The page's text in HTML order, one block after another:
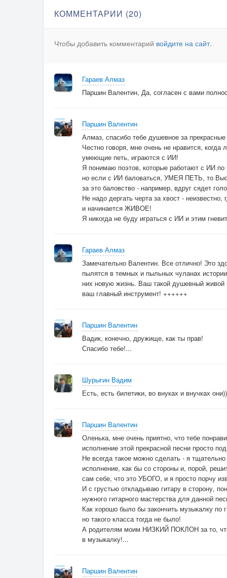
сосны — до неба, до солнца —
Там по сугробам
Дальняя песня в нашей судьбе,
ласковый город, спасибо тебе!
Есть на планете другие пути
Мы повзрослели. поверь нам
И прости
КОММЕНТАРИИ (20)
Чтобы добавить комментарий войдите на сайт.
Гараев Алмаз
Паршин Валентин, Да, согласен с вами
Паршин Валентин
Алмаз, спасибо тебе душевное за
Честно говоря, мне очень не нравится, когда
умеющие петь, играются с ИИ!
Я понимаю поэтов, которые работают с ИИ по
но если с ИИ баловаться, УМЕЯ ПЕТЬ, то
за это баловство - например, вдруг сядет
Не надо дергать черта за хвост -
и начинается ЖИВОЕ!
Я никогда не буду играться с ИИ и этим
Гараев Алмаз
Замечательно Валентин. Все отлично! Это
пылятся в темных и пыльных чуланах
них новую жизнь. Ваш такой душевный живой
ваш главный инструмент! ++++++
Паршин Валентин
Вадик, конечно, дружище, как ты прав!
Спасибо тебе!...
Шурыгин Вадим
Есть, есть билетики, во внуках и внучках
Паршин Валентин
Оленька, мне очень приятно, что тебе
исполнение этой прекрасной песни просто
Не всегда такое можно сделать - я
исполнение, как бы со стороны и, порой,
сам себе, что это УБОГО, и я просто порчу
И с грустью откладываю гитару в сторону,
нужного гитарного мастерства для данной
Как хорошо было бы закончить музыкалку по
но такого класса тогда не было!
А родителям моим НИЗКИЙ ПОКЛОН за то,
в музыкалку!...
Паршин Валентин